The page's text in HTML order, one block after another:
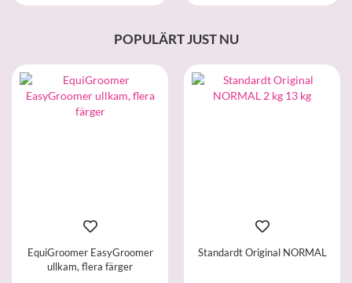
POPULÄRT JUST NU
EquiGroomer EasyGroomer
ullkam, flera färger
Standardt Original NORMAL